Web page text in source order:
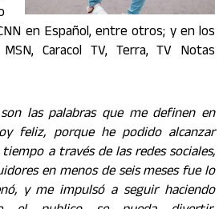
en Español, entre otros; y en los
Caracol TV, Terra, TV Notas
las palabras que me definen en
feliz, porque he podido alcanzar
a través de las redes sociales,
en menos de seis meses fue lo
y me impulsó a seguir haciendo